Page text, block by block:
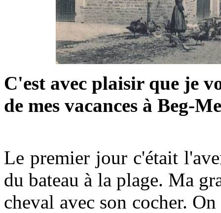
C'est avec plaisir que je
de mes vacances à Beg-
Le premier jour c'était
du bateau à la plage. Ma
cheval avec son cocher.